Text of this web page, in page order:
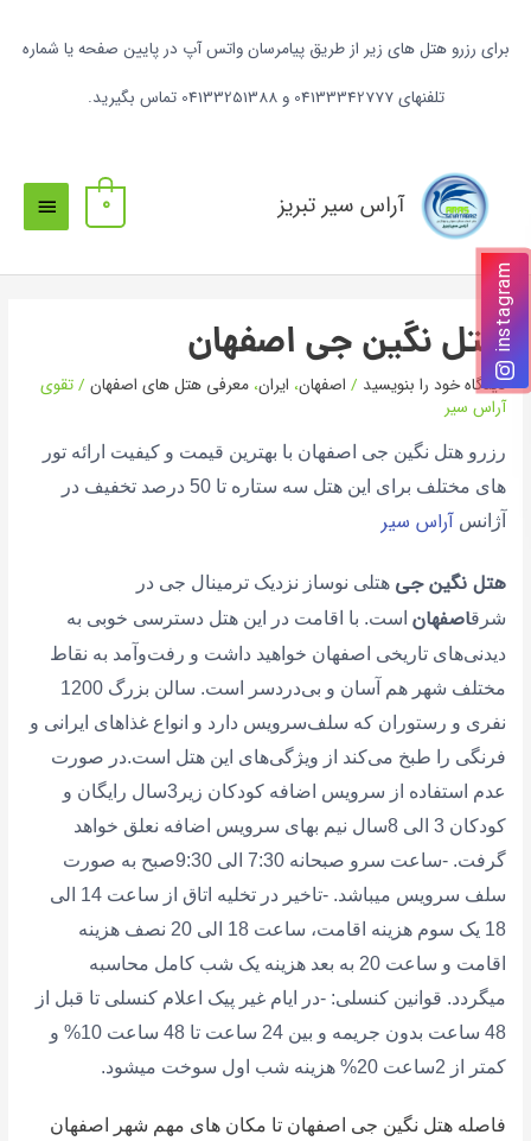
برای رزرو هتل های زیر از طریق پیامرسان واتس آپ در پایین صفحه یا شماره
تلفنهای 04133342777 و 04133251388 تماس بگیرید.
آراس سیر تبریز 0
هتل نگین جی اصفهان
دیدگاه‌ خود را بنویسید / اصفهان، ایران،معرفی هتل های اصفهان /تقوی
آراس سیر
رزرو هتل نگین جی اصفهان با بهترین قیمت و کیفیت ارائه تور
های مختلف برای این هتل سه ستاره تا 50 درصد تخفیف در
آژانسآراس سیر
هتل نگین جی هتلی نوساز نزدیک ترمینال جی در
شرقاصفهان است. با اقامت در این هتل دسترسی خوبی به
دیدنی‌های تاریخی اصفهان خواهید داشت و رفت‌وآمد به نقاط
مختلف شهر هم آسان و بی‌دردسر است. سالن بزرگ 1200
نفری و رستوران که سلف‌سرویس دارد و انواع غذاهای ایرانی و
فرنگی را طبخ می‌کند از ویژگی‌های این هتل است.در صورت
عدم استفاده از سرویس اضافه کودکان زیر3سال رایگان و
کودکان 3 الی 8سال نیم بهای سرویس اضافه نعلق خواهد
گرفت. -ساعت سرو صبحانه 7:30 الی 9:30صبح به صورت
سلف سرویس میباشد. -تاخیر در تخلیه اتاق از ساعت 14 الی
18 یک سوم هزینه اقامت، ساعت 18 الی 20 نصف هزینه
اقامت و ساعت 20 به بعد هزینه یک شب کامل محاسبه
میگردد. قوانین کنسلی: -در ایام غیر پیک اعلام کنسلی تا قبل از
48 ساعت بدون جریمه و بین 24 ساعت تا 48 ساعت 10% و
کمتر از 2ساعت 20% هزینه شب اول سوخت میشود.
فاصله هتل نگین جی اصفهان تا مکان های مهم شهر اصفهان
instagram